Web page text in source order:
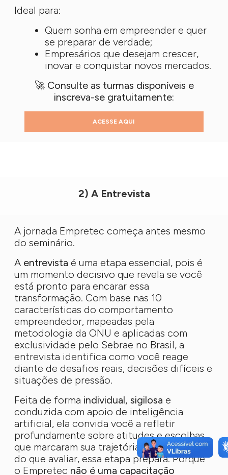
Ideal para:
Quem sonha em empreender e quer
se preparar de verdade;
Empresários que desejam crescer,
inovar e conquistar novos mercados.
🚀 Consulte as turmas disponíveis e
inscreva-se gratuitamente:
ACESSE AQUI
2) A Entrevista
A jornada Empretec começa antes mesmo
do seminário.
A entrevista é uma etapa essencial, pois é
um momento decisivo que revela se você
está pronto para encarar essa
transformação. Com base nas 10
características do comportamento
empreendedor, mapeadas pela
metodologia da ONU e aplicadas com
exclusividade pelo Sebrae no Brasil, a
entrevista identifica como você reage
diante de desafios reais, decisões difíceis e
situações de pressão.
Feita de forma individual, sigilosa e
conduzida com apoio de inteligência
artificial, ela convida você a refletir
profundamente sobre atitudes e escolhas
que marcaram sua trajetória até aqui. Mais
do que avaliar, essa etapa prepara. Porque
o Empretec não é uma capacitação